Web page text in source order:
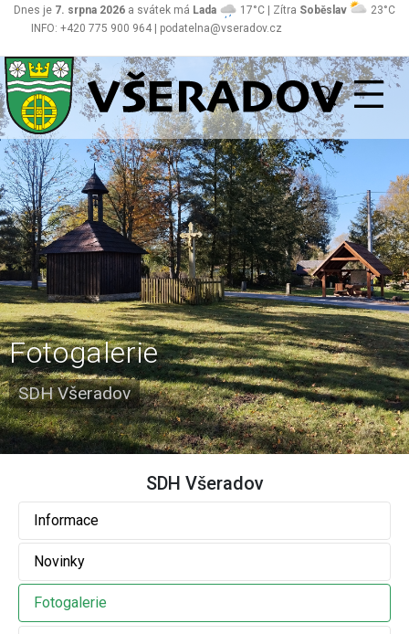
INFO: +420 775 900 964 | podatelna@vseradov.cz
Dnes je 7. srpna 2026 a svátek má Lada 17°C | Zítra Soběslav 23°C
Všeradov
Fotogalerie
SDH Všeradov
SDH Všeradov
Informace
Novinky
Fotogalerie